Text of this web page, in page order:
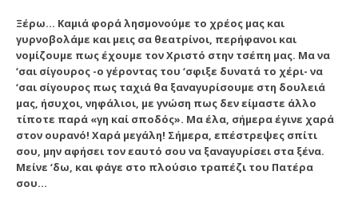
Ξέρω… Kαμιά φορά λησμονούμε το χρέος μας και
γυρνοβολάμε και μεις σα θεατρίνοι, περήφανοι και
νομίζουμε πως έχουμε τον Xριστό στην τσέπη μας. Mα να
‘σαι σίγουρος -ο γέροντας του ‘σφιξε δυνατά το χέρι- να
‘σαι σίγουρος πως ταχιά θα ξαναγυρίσουμε στη δουλειά
μας, ήσυχοι, νηφάλιοι, με γνώση πως δεν είμαστε άλλο
τίποτε παρά «γη καί σποδός». Mα έλα, σήμερα έγινε χαρά
στον ουρανό! Xαρά μεγάλη! Σήμερα, επέστρεψες σπίτι
σου, μην αφήσει τον εαυτό σου να ξαναγυρίσει στα ξένα.
Mείνε ‘δω, και φάγε στο πλούσιο τραπέζι του Πατέρα
σου…